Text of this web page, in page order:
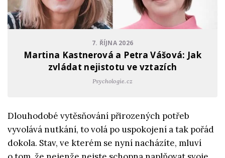
7. ŘÍJNA 2026
Martina Kastnerová a Petra Vášová: Jak
zvládat nejistotu ve vztazích
Psychologie.cz
Dlouhodobé vytěsňování přirozených potřeb
vyvolává nutkání, to volá po uspokojení a tak pořád
dokola. Stav, ve kterém se nyní nacházíte, mluví